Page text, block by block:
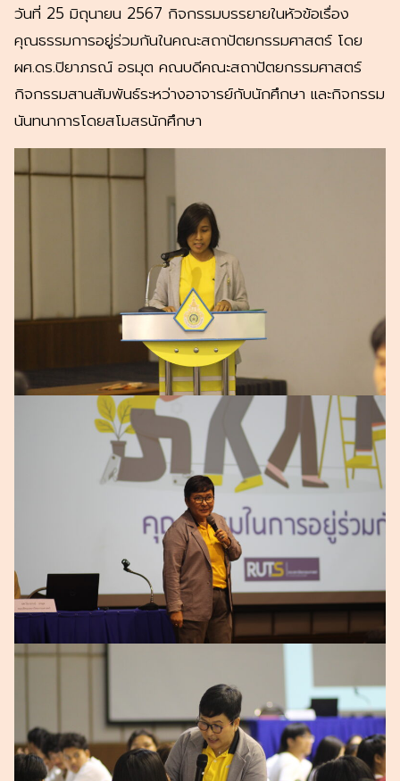
วันที่ 25 มิถุนายน 2567 กิจกรรมบรรยายในหัวข้อเรื่อง
คุณธรรมการอยู่ร่วมกันในคณะสถาปัตยกรรมศาสตร์ โดย
ผศ.ดร.ปิยาภรณ์ อรมุต คณบดีคณะสถาปัตยกรรมศาสตร์
กิจกรรมสานสัมพันธ์ระหว่างอาจารย์กับนักศึกษา และกิจกรรม
นันทนาการโดยสโมสรนักศึกษา